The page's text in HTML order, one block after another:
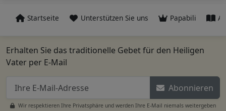
Startseite Unterstützen Sie uns Papabili
Erhalten Sie das traditionelle Gebet für den Heiligen
Vater per E-Mail
Abonnieren
Wir respektieren Ihre Privatsphäre und werden Ihre E-Mail niemals weitergeben